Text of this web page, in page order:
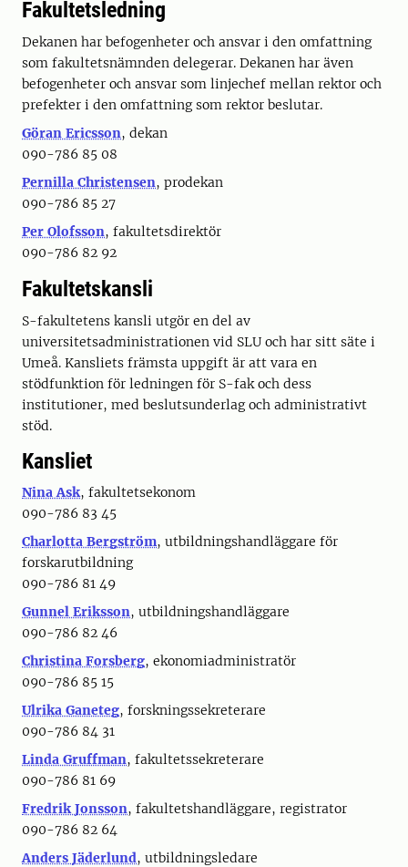
Fakultetsledning
Dekanen har befogenheter och ansvar i den omfattning
som fakultetsnämnden delegerar. Dekanen har även
befogenheter och ansvar som linjechef mellan rektor och
prefekter i den omfattning som rektor beslutar.
Göran Ericsson, dekan
090-786 85 08
Pernilla Christensen, prodekan
090-786 85 27
Per Olofsson, fakultetsdirektör
090-786 82 92
Fakultetskansli
S-fakultetens kansli utgör en del av
universitetsadministrationen vid SLU och har sitt säte i
Umeå. Kansliets främsta uppgift är att vara en
stödfunktion för ledningen för S-fak och dess
institutioner, med beslutsunderlag och administrativt
stöd.
Kansliet
Nina Ask, fakultetsekonom
090-786 83 45
Charlotta Bergström, utbildningshandläggare för
forskarutbildning
090-786 81 49
Gunnel Eriksson, utbildningshandläggare
090-786 82 46
Christina Forsberg, ekonomiadministratör
090-786 85 15
Ulrika Ganeteg, forskningssekreterare
090-786 84 31
Linda Gruffman, fakultetssekreterare
090-786 81 69
Fredrik Jonsson, fakultetshandläggare, registrator
090-786 82 64
Anders Jäderlund, utbildningsledare